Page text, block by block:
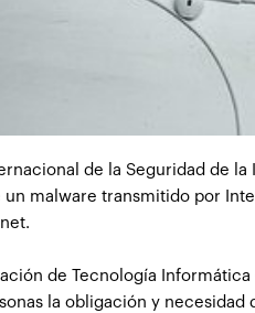
de la Seguridad de
malware transmitido por
de Tecnología
la obligación y